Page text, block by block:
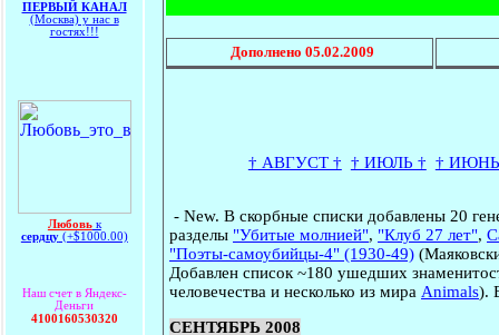
ПЕРВЫЙ КАНАЛ
(Москва) у нас в
гостях!!!
Любовьк
сердцу(+$1000.00)
Наш счет в Яндекс-
Деньги
4100160530320
Дополнено 05.02.2009
† АВГУСТ † † ИЮЛЬ † †
-New.В скорбные списки добавлены 20
разделы "Убитые молнией", "Клуб 27 лет",
"Поэты-самоубийцы-4" (1930-49)
Добавлен список ~180 ушедших
человечества и несколько из мираAnimals).
СЕНТЯБРЬ 2008